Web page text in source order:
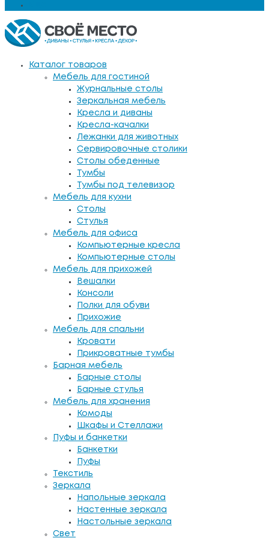
Каталог товаров
Мебель для гостиной
Журнальные столы
Зеркальная мебель
Кресла и диваны
Кресла-качалки
Лежанки для животных
Сервировочные столики
Столы обеденные
Тумбы
Тумбы под телевизор
Мебель для кухни
Столы
Стулья
Мебель для офиса
Компьютерные кресла
Компьютерные столы
Мебель для прихожей
Вешалки
Консоли
Полки для обуви
Прихожие
Мебель для спальни
Кровати
Прикроватные тумбы
Барная мебель
Барные столы
Барные стулья
Мебель для хранения
Комоды
Шкафы и Стеллажи
Пуфы и банкетки
Банкетки
Пуфы
Текстиль
Зеркала
Напольные зеркала
Настенные зеркала
Настольные зеркала
Свет